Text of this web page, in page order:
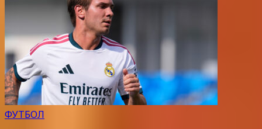
ФУТБОЛ